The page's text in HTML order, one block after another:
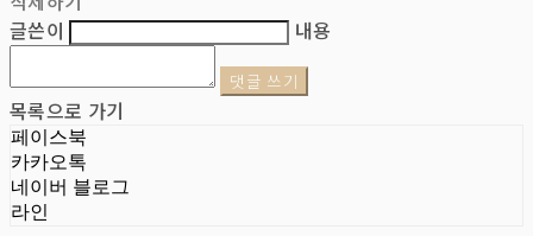
글쓴이
내용
댓글 쓰기
목록으로 가기
페이스북
카카오톡
네이버 블로그
라인